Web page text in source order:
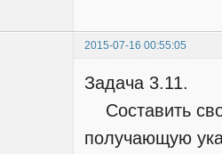
2015-07-16 00:55:05
Задача 3.11.
Составить
получающую